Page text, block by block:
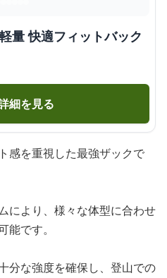
量 快適フィットバック
細を見る
感を重視した最強ザックで
により、様々な体型に合わせ
です。
分な強度を確保し、登山での